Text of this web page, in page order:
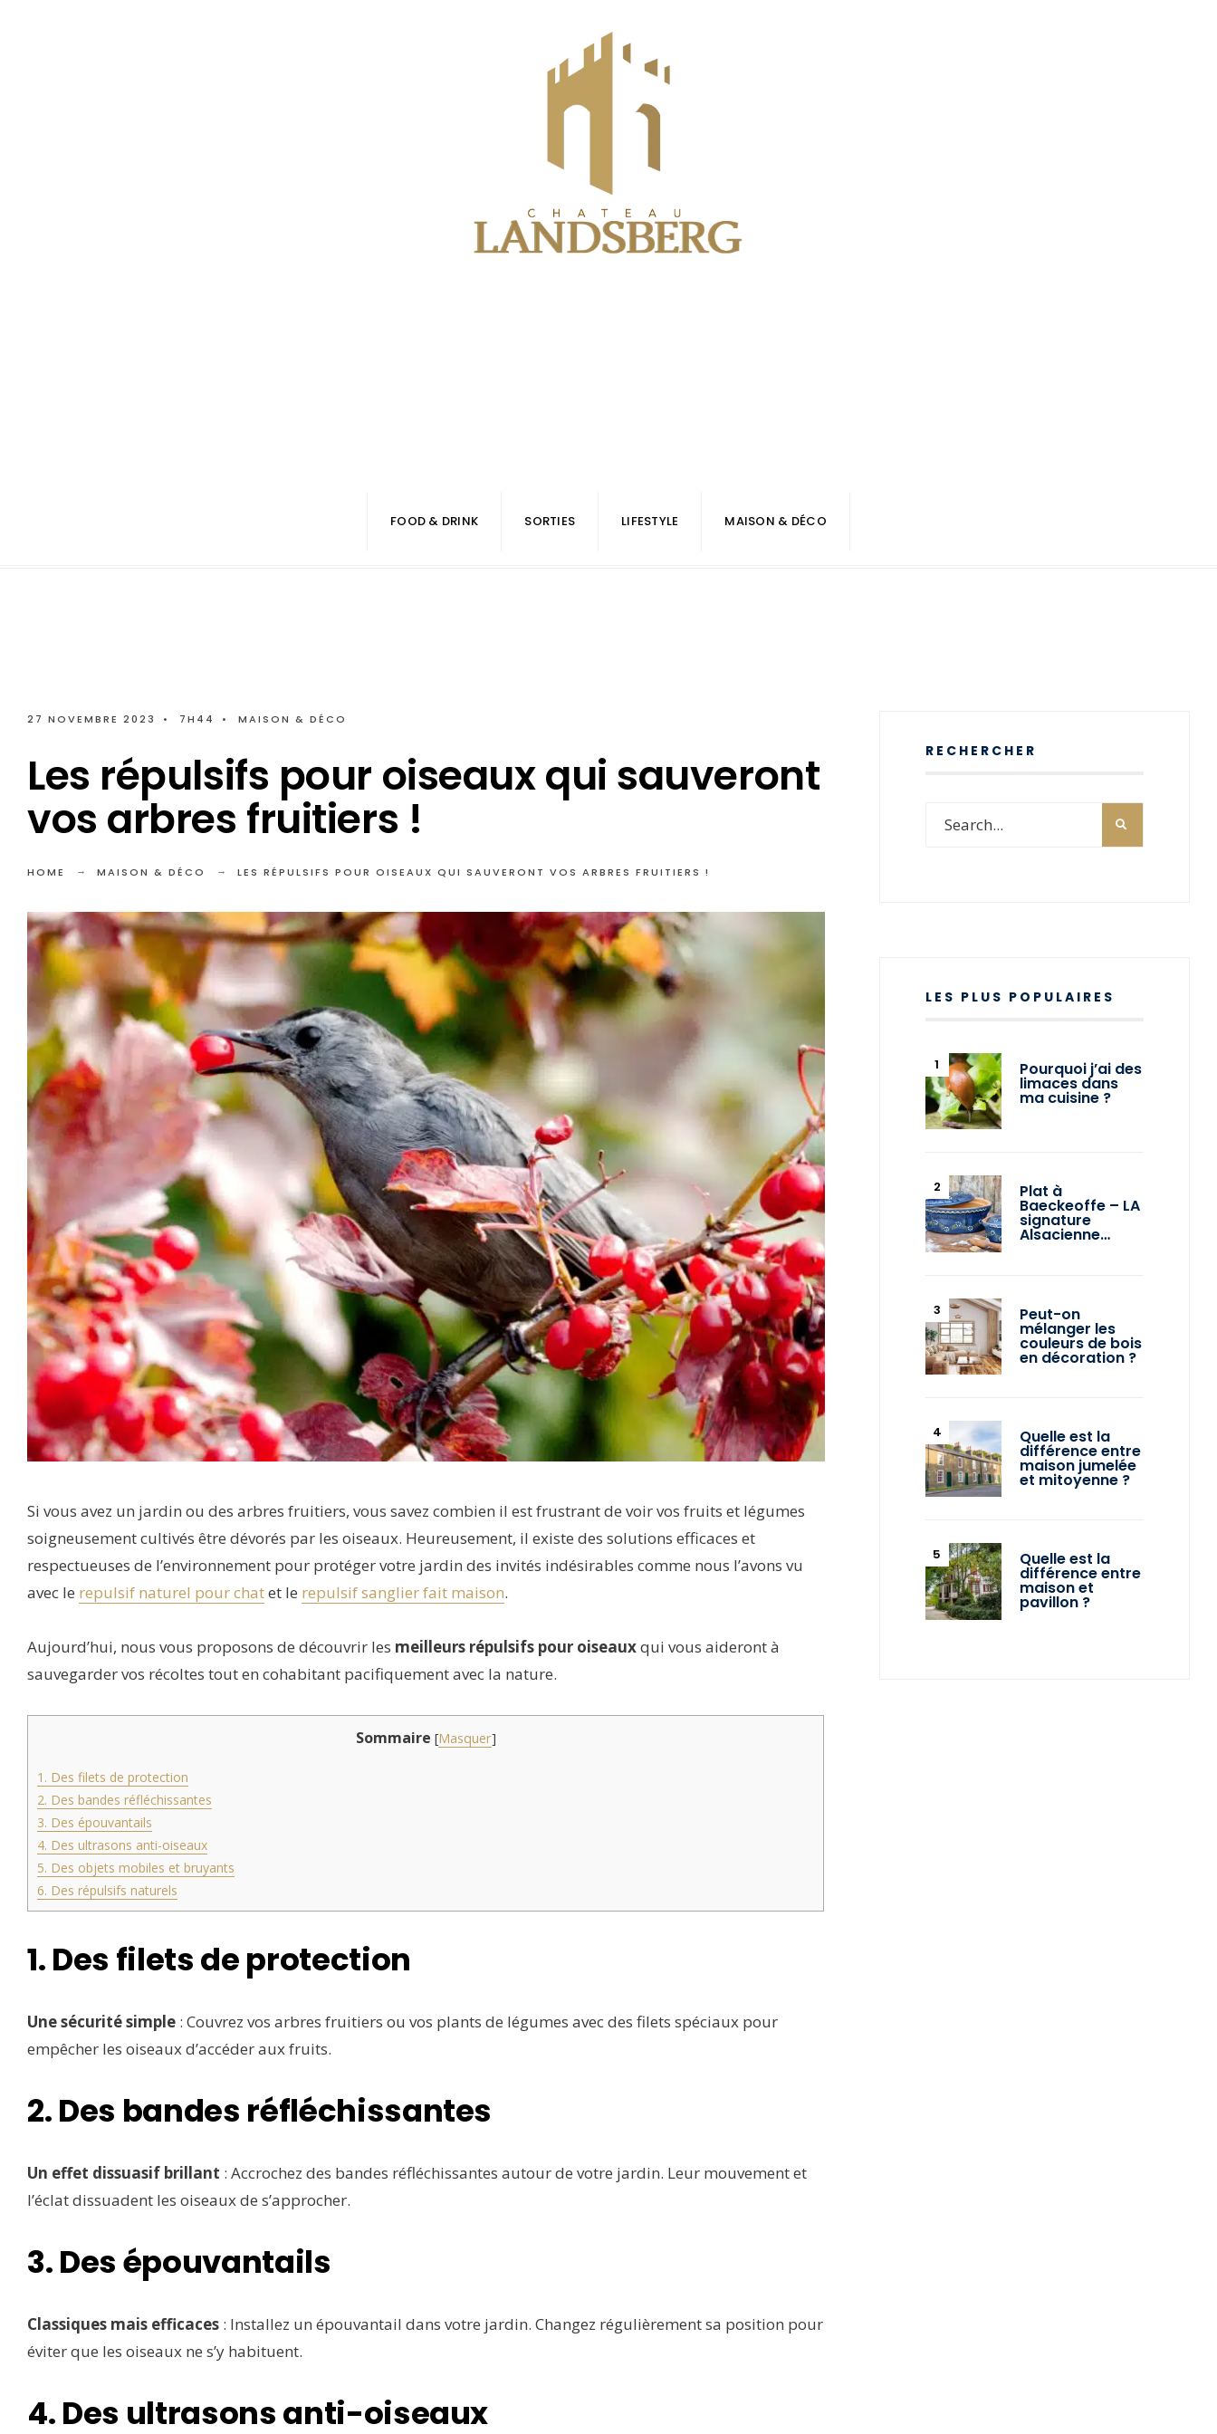
FOOD & DRINK SORTIES LIFESTYLE MAISON & DÉCO
27 NOVEMBRE 2023 • 7H44 • MAISON & DÉCO
Les répulsifs pour oiseaux qui sauveront
vos arbres fruitiers !
HOME MAISON & DÉCO LES RÉPULSIFS POUR OISEAUX QUI SAUVERONT VOS ARBRES FRUITIERS !
Si vous avez un jardin ou des arbres fruitiers, vous savez combien il est frustrant de voir vos fruits et légumes
soigneusement cultivés être dévorés par les oiseaux. Heureusement, il existe des solutions efficaces et
respectueuses de l’environnement pour protéger votre jardin des invités indésirables comme nous l’avons vu
avec le repulsif naturel pour chatet le repulsif sanglier fait maison.
Aujourd’hui, nous vous proposons de découvrir les meilleurs répulsifs pour oiseauxqui vous aideront à
sauvegarder vos récoltes tout en cohabitant pacifiquement avec la nature.
Sommaire [Masquer]
1. Des filets de protection
2. Des bandes réfléchissantes
3. Des épouvantails
4. Des ultrasons anti-oiseaux
5. Des objets mobiles et bruyants
6. Des répulsifs naturels
1. Des filets de protection
Une sécurité simple : Couvrez vos arbres fruitiers ou vos plants de légumes avec des filets spéciaux pour
empêcher les oiseaux d’accéder aux fruits.
2. Des bandes réfléchissantes
Un effet dissuasif brillant : Accrochez des bandes réfléchissantes autour de votre jardin. Leur mouvement et
l’éclat dissuadent les oiseaux de s’approcher.
3. Des épouvantails
Classiques mais efficaces : Installez un épouvantail dans votre jardin. Changez régulièrement sa position pour
éviter que les oiseaux ne s’y habituent.
4. Des ultrasons anti-oiseaux
RECHERCHER
LES PLUS POPULAIRES
Pourquoi j’ai des
limaces dans
ma cuisine ?
Plat à
Baeckeoffe – LA
signature
Alsacienne…
Peut-on
mélanger les
couleurs de bois
en décoration ?
Quelle est la
différence entre
maison jumelée
et mitoyenne ?
Quelle est la
différence entre
maison et
pavillon ?